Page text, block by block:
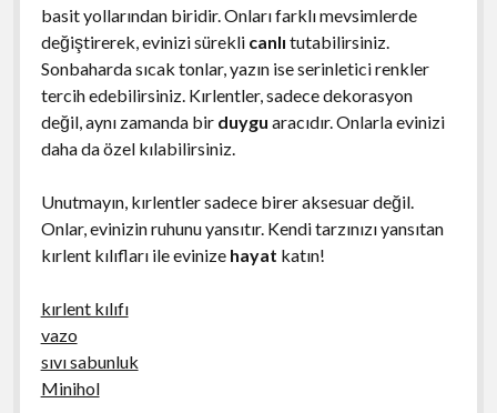
basit yollarından biridir. Onları farklı mevsimlerde
değiştirerek, evinizi sürekli canlı tutabilirsiniz.
Sonbaharda sıcak tonlar, yazın ise serinletici renkler
tercih edebilirsiniz. Kırlentler, sadece dekorasyon
değil, aynı zamanda bir duygu aracıdır. Onlarla evinizi
daha da özel kılabilirsiniz.
Unutmayın, kırlentler sadece birer aksesuar değil.
Onlar, evinizin ruhunu yansıtır. Kendi tarzınızı yansıtan
kırlent kılıfları ile evinize hayat katın!
kırlent kılıfı
vazo
sıvı sabunluk
Minihol